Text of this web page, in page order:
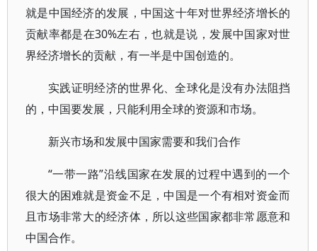
就是中国经济的发展，中国这十年对世界经济增长的
贡献率都是在30%左右，也就是说，发展中国家对世
界经济增长的贡献，有一半是中国创造的。
实践证明经济的世界化、全球化是没有办法阻挡
的，中国要发展，只能利用全球的资源和市场。
新兴市场和发展中国家需要和我们合作
“一带一路”沿线国家在发展的过程中遇到的一个
很大的困难就是资金不足，中国是一个有相对资金而
且市场非常大的经济体，所以这些国家都非常愿意和
中国合作。